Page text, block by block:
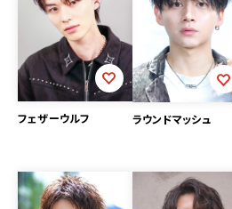
フェザーウルフ
ラウンドマッシュ